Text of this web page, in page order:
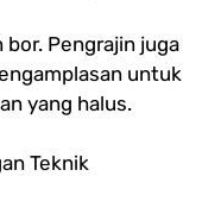
bor. Pengrajin juga
untuk
yang halus.
Teknik